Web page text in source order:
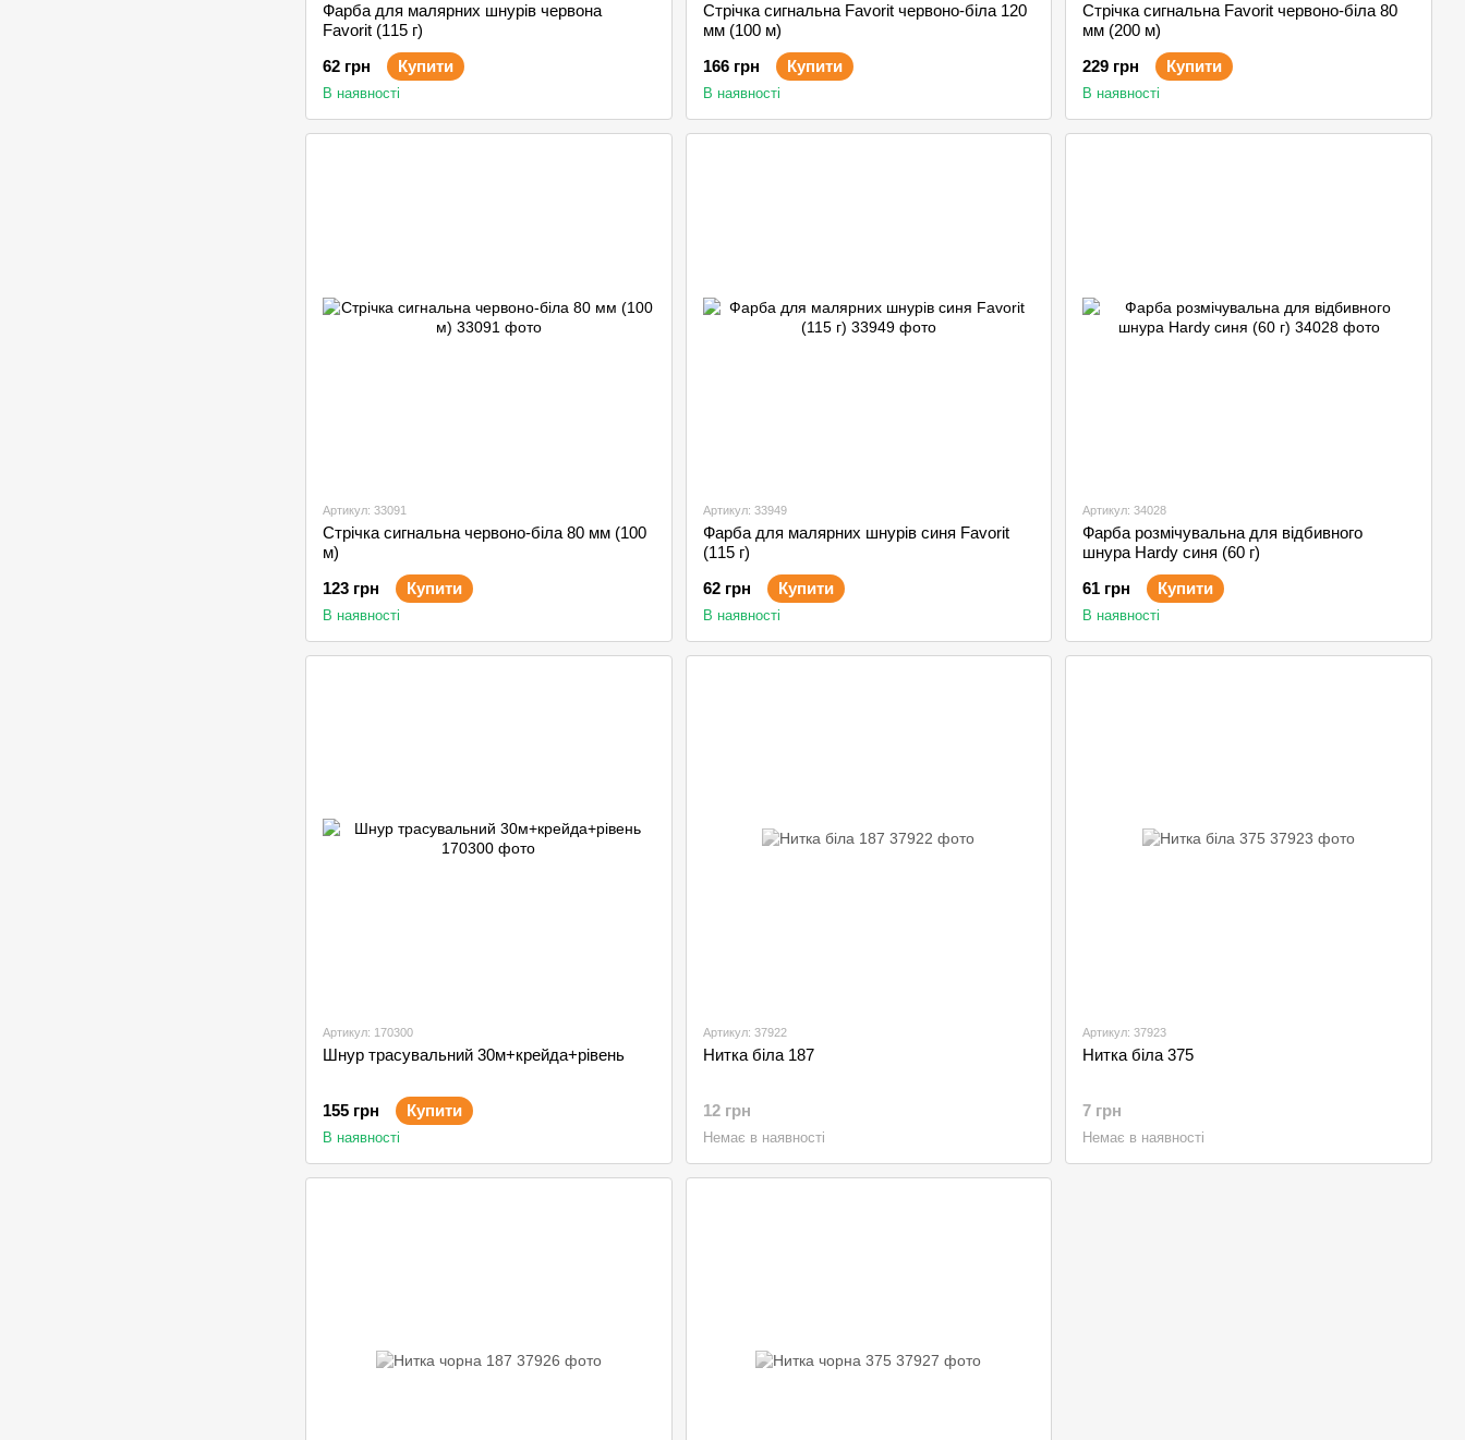
Фарба для малярних шнурів червона
Favorit (115 г)
62 грн
Купити
В наявності
Стрічка сигнальна Favorit червоно-біла 120
мм (100 м)
166 грн
Купити
В наявності
Стрічка сигнальна Favorit червоно-біла 80
мм (200 м)
229 грн
Купити
В наявності
Артикул: 33091
Стрічка сигнальна червоно-біла 80 мм (100
м)
123 грн
Купити
В наявності
Артикул: 33949
Фарба для малярних шнурів синя Favorit
(115 г)
62 грн
Купити
В наявності
Артикул: 34028
Фарба розмічувальна для відбивного
шнура Hardy синя (60 г)
61 грн
Купити
В наявності
Артикул: 170300
Шнур трасувальний 30м+крейда+рівень
155 грн Купити
В наявності
Артикул: 37922
Нитка біла 187
12 грн
Немає в наявності
Артикул: 37923
Нитка біла 375
7 грн
Немає в наявності